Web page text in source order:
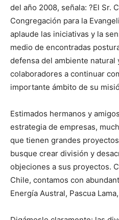
del año 2008, señala: ?El Sr.
Congregación para la
aplaude las iniciativas y la
medio de encontradas
defensa del ambiente natural
colaboradores a continuar
importante ámbito de su
Estimados hermanos y
estrategia de empresas,
que tienen grandes
busque crear división y
objeciones a sus proyectos.
Chile, contamos con
Energía Austral, Pascua